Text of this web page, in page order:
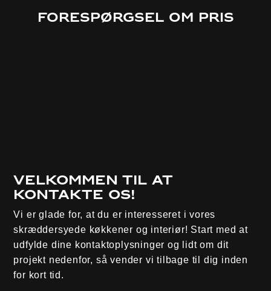
Forespørgsel om pris
Velkommen til at
kontakte os!
Vi er glade for, at du er interesseret i vores
skræddersyede køkkener og interiør! Start med at
udfylde dine kontaktoplysninger og lidt om dit
projekt nedenfor, så vender vi tilbage til dig inden
for kort tid.